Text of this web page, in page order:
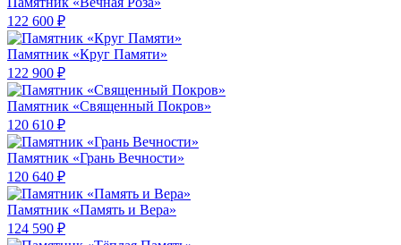
122 600 ₽
Памятник «Круг Памяти»
122 900 ₽
Памятник «Священный Покров»
120 610 ₽
Памятник «Грань Вечности»
120 640 ₽
Памятник «Память и Вера»
124 590 ₽